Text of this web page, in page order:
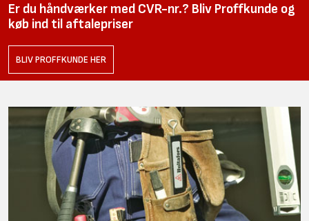
Er du håndværker med CVR-nr.? Bliv Proffkunde og
køb ind til aftalepriser
BLIV PROFFKUNDE HER